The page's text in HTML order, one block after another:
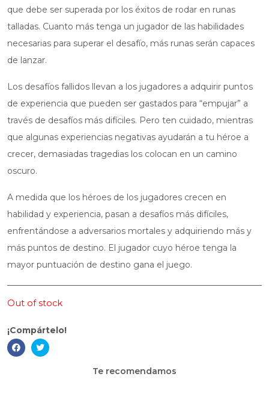
que debe ser superada por los éxitos de rodar en runas
talladas. Cuanto más tenga un jugador de las habilidades
necesarias para superar el desafío, más runas serán capaces
de lanzar.
Los desafíos fallidos llevan a los jugadores a adquirir puntos
de experiencia que pueden ser gastados para “empujar” a
través de desafíos más difíciles. Pero ten cuidado, mientras
que algunas experiencias negativas ayudarán a tu héroe a
crecer, demasiadas tragedias los colocan en un camino
oscuro.
A medida que los héroes de los jugadores crecen en
habilidad y experiencia, pasan a desafíos más difíciles,
enfrentándose a adversarios mortales y adquiriendo más y
más puntos de destino. El jugador cuyo héroe tenga la
mayor puntuación de destino gana el juego.
Out of stock
¡Compártelo!
Te recomendamos